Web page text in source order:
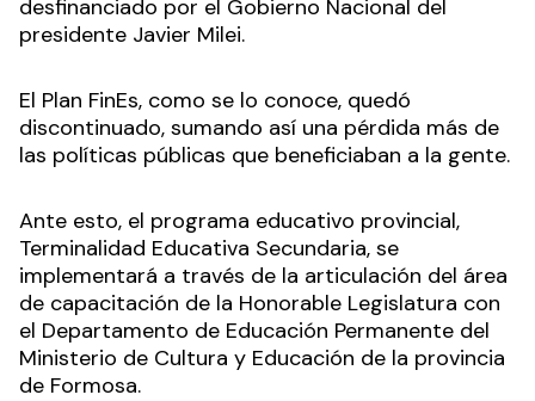
desfinanciado por el Gobierno Nacional del
presidente Javier Milei.
El Plan FinEs, como se lo conoce, quedó
discontinuado, sumando así una pérdida más de
las políticas públicas que beneficiaban a la gente.
Ante esto, el programa educativo provincial,
Terminalidad Educativa Secundaria, se
implementará a través de la articulación del área
de capacitación de la Honorable Legislatura con
el Departamento de Educación Permanente del
Ministerio de Cultura y Educación de la provincia
de Formosa.